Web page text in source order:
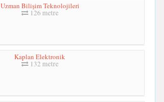
Uzman Bilişim Teknolojileri
126 metre
Kaplan Elektronik
132 metre